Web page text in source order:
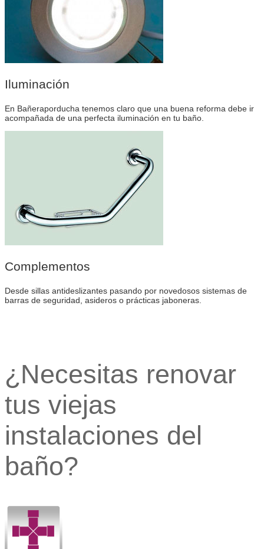
Iluminación
En Bañeraporducha tenemos claro que una buena reforma debe ir
acompañada de una perfecta iluminación en tu baño.
Complementos
Desde sillas antideslizantes pasando por novedosos sistemas de
barras de seguridad, asideros o prácticas jaboneras.
¿Necesitas renovar
tus viejas
instalaciones del
baño?